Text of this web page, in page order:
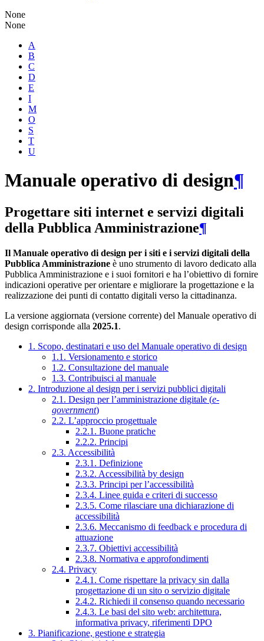
None
None
A
B
C
D
E
I
M
O
S
T
U
Manuale operativo di design¶
Progettare siti internet e servizi digitali
della Pubblica Amministrazione¶
Il Manuale operativo di design per i siti e i servizi digitali della
Pubblica Amministrazione è uno strumento di lavoro dedicato alla
Pubblica Amministrazione e i suoi fornitori e ha l’obiettivo di fornire
indicazioni operative per orientare e migliorare la progettazione e la
realizzazione dei punti di contatto digitali verso la cittadinanza.
La versione aggiornata (versione corrente) del Manuale operativo di
design corrisponde alla 2025.1.
1. Scopo, destinatari e uso del Manuale operativo di design
1.1. Versionamento e storico
1.2. Consultazione del manuale
1.3. Contribuisci al manuale
2. Introduzione al design per i servizi pubblici digitali
2.1. Design per l’amministrazione digitale (e-
government)
2.2. L’approccio progettuale
2.2.1. Buone pratiche
2.2.2. Principi
2.3. Accessibilità
2.3.1. Definizione
2.3.2. Accessibilità by design
2.3.3. Principi per l’accessibilità
2.3.4. Linee guida e criteri di successo
2.3.5. Come rilasciare una dichiarazione di
accessibilità
2.3.6. Meccanismo di feedback e procedura di
attuazione
2.3.7. Obiettivi accessibilità
2.3.8. Normativa e approfondimenti
2.4. Privacy
2.4.1. Come rispettare la privacy sin dalla
progettazione di un sito o servizio digitale
2.4.2. Richiedi il consenso quando necessario
2.4.3. Le basi del sito web: architettura,
informativa privacy, riferimenti DPO
3. Pianificazione, gestione e strategia